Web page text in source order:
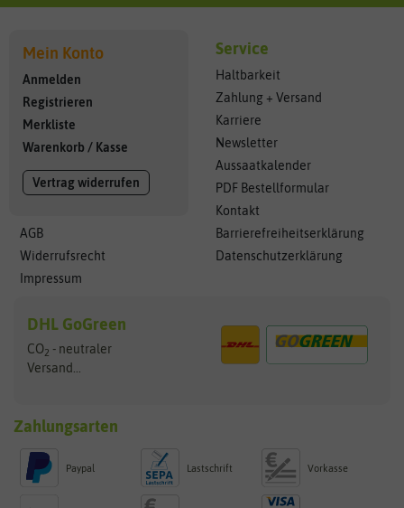
Mein Konto
Anmelden
Registrieren
Merkliste
Warenkorb / Kasse
Vertrag widerrufen
AGB
Widerrufsrecht
Impressum
Service
Haltbarkeit
Zahlung + Versand
Karriere
Newsletter
Aussaatkalender
PDF Bestellformular
Kontakt
Barrierefreiheitserklärung
Datenschutzerklärung
DHL GoGreen
CO2 - neutraler
Versand...
Zahlungsarten
Paypal Lastschrift Vorkasse